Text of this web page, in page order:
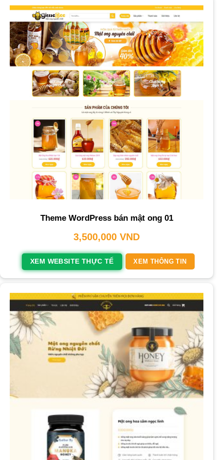
Theme WordPress bán mật ong 01
3,500,000 VND
XEM WEBSITE THỰC TẾ XEM THÔNG TIN